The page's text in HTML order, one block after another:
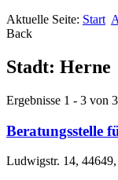
Aktuelle Seite: Start
Back
Stadt: Herne
Ergebnisse 1 - 3 von 3
Beratungsstelle
Ludwigstr. 14, 44649,